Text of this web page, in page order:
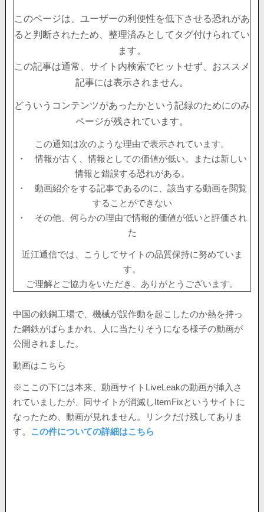
このページは、ユーザーの利便性を低下させる恐れがあ
ると判断されたため、整理済みとしてタグ付けられてい
ます。
この記事は通常、サイト内検索でヒットせず、おススメ
記事には表示されません。
どういうコンテンツがあったかという記録のためにのみ
ページが残されています。
この通知は次のような理由で表示されています。
・ 情報が古く、情報としての価値が低い。または新しい
情報と錯誤する恐れがある。
・ 動画紹介をする記事であるのに、該当する動画を閲覧
することができない
・ その他、何らかの理由で情報的価値が低いと評価され
た
近江通信では、こうしてサイトの品質保持に努めていま
す。
ご理解とご協力をいただき、ありがとうございます。
中国の鉄鋼工場で、機械が誤作動を起こしたのか熱を持っ
た鋼鉄がばらまかれ、人に当たりそうになる様子の動画が
公開されました。
動画はこちら
※ここの下には本来、動画サイトLiveLeakの動画が挿入さ
れていましたが、同サイトが消滅しItemFixというサイトに
なったため、動画が見れません。リンクだけ残してありま
す。 この件についての詳細はこちら